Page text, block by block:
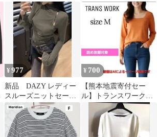
ーン ショート丈ニッ
ト セーター
透かし編み トップス 長
袖 ゆるニット オーバー
サイズ 体型カバー 春
秋 重ね着 レイヤード
韓国 ストリート 黒 ブ
ラック ロゴニット 薄手
ビッグ カジュアル きれ
いめ 大人可愛い [1272]
¥977
新品 DAZY レディー
スルーズニットセータ
ー Sサイズ
¥ 700
【熊本地震寄付セー
ル】トランスワーク
☆ ニットセーター
オレンジ M